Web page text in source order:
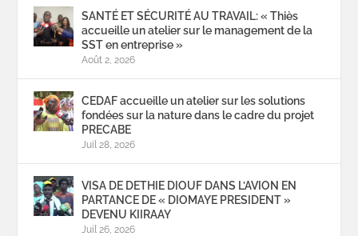
SANTÉ ET SÉCURITÉ AU TRAVAIL: « Thiès
accueille un atelier sur le management de la
SST en entreprise »
Août 2, 2026
CEDAF accueille un atelier sur les solutions
fondées sur la nature dans le cadre du projet
PRECABE
Juil 28, 2026
VISA DE DETHIE DIOUF DANS L’AVION EN
PARTANCE DE « DIOMAYE PRESIDENT »
DEVENU KIIRAAY
Juil 26, 2026